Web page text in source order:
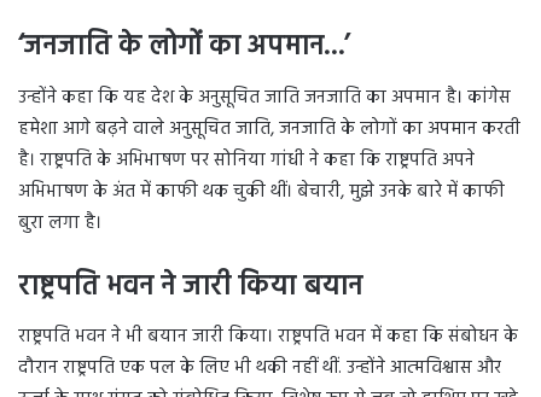
‘जनजाति के लोगों का अपमान…’
उन्होंने कहा कि यह देश के अनुसूचित जाति जनजाति का अपमान है। कांगेस
हमेशा आगे बढ़ने वाले अनुसूचित जाति, जनजाति के लोगों का अपमान करती
है। राष्ट्रपति के अभिभाषण पर सोनिया गांधी ने कहा कि राष्ट्रपति अपने
अभिभाषण के अंत में काफी थक चुकी थीं। बेचारी, मुझे उनके बारे में काफी
बुरा लगा है।
राष्ट्रपति भवन ने जारी किया बयान
राष्ट्रपति भवन ने भी बयान जारी किया। राष्ट्रपति भवन में कहा कि संबोधन के
दौरान राष्ट्रपति एक पल के लिए भी थकी नहीं थीं. उन्होंने आत्मविश्वास और